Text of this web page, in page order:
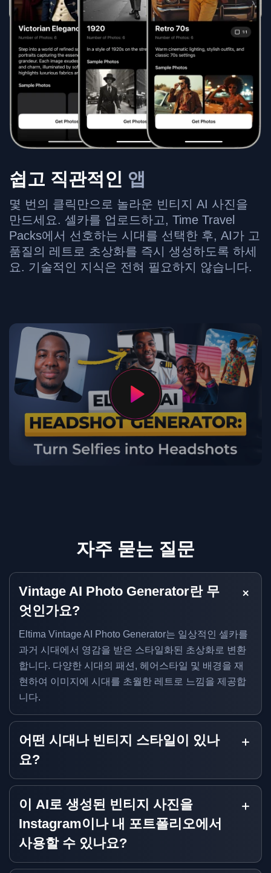
쉽고 직관적인 앱
몇 번의 클릭만으로 놀라운 빈티지 AI 사진을
만드세요. 셀카를 업로드하고, Time Travel
Packs에서 선호하는 시대를 선택한 후, AI가 고
품질의 레트로 초상화를 즉시 생성하도록 하세
요. 기술적인 지식은 전혀 필요하지 않습니다.
자주 묻는 질문
Vintage AI Photo Generator란 무
엇인가요?
Eltima Vintage AI Photo Generator는 일상적인 셀카를
과거 시대에서 영감을 받은 스타일화된 초상화로 변환
합니다. 다양한 시대의 패션, 헤어스타일 및 배경을 재
현하여 이미지에 시대를 초월한 레트로 느낌을 제공합
니다.
어떤 시대나 빈티지 스타일이 있나
요?
이 AI로 생성된 빈티지 사진을
Instagram이나 내 포트폴리오에서
사용할 수 있나요?